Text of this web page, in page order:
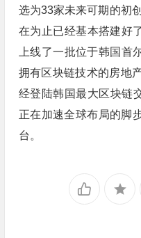
选为33家未来可期的初
在为止已经基本搭建好
上线了一批位于韩国首
拥有区块链技术的房地
经登陆韩国最大区块链
正在加速全球布局的脚
台。